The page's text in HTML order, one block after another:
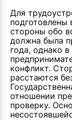
Для
стороны обо
должна была
года, однако
конфликт.
расстаются
отношении
проверку.